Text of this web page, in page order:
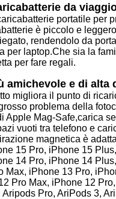
da
portatile per
è piccolo e
rendendolo da
per laptop.Che sia la
per fare regali.
amichevole e di alta
migliora il punto di
problema della
Apple Mag-Safe,carica
vuoti tra telefono e
magnetica è
15 Pro, iPhone 15
14 Pro, iPhone 14
Max, iPhone 13 Pro,
Pro Max, iPhone 12
Pro, AriPods 3,